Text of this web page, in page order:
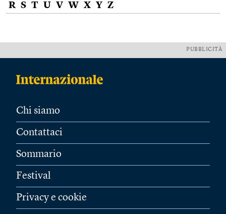
R S T U V W X Y Z
PUBBLICITÀ
Chi siamo
Contattaci
Sommario
Festival
Privacy e cookie